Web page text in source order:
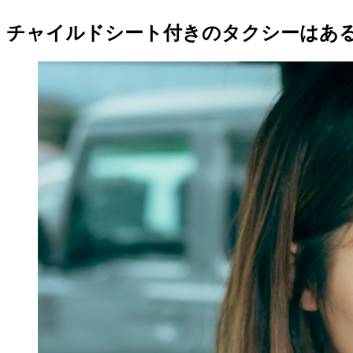
チャイルドシート付きのタクシーはあ